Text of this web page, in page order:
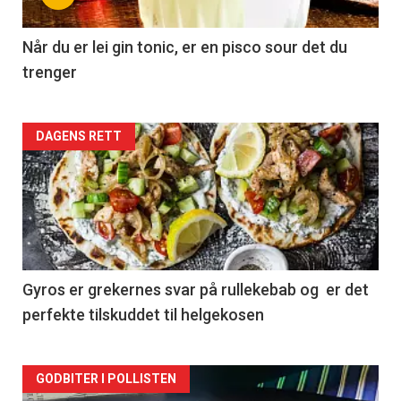
Når du er lei gin tonic, er en pisco sour det du
trenger
Forsiden
akkurat
nå
-
2
DAGENS RETT
Gyros er grekernes svar på rullekebab og er det
perfekte tilskuddet til helgekosen
Forsiden
GODBITER I POLLISTEN